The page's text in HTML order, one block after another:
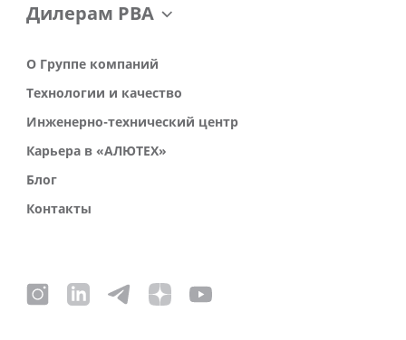
Дилерам РВА
О Группе компаний
Технологии и качество
Инженерно-технический центр
Карьера в «АЛЮТЕХ»
Блог
Контакты